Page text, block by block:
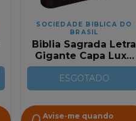
SOCIEDADE BIBLICA DO
BRASIL
Biblia Sagrada Letra
Gigante Capa Luxo
Edicao Especial
Marrom Nobre Com
Indice RC
ESGOTADO
Avise-me quando